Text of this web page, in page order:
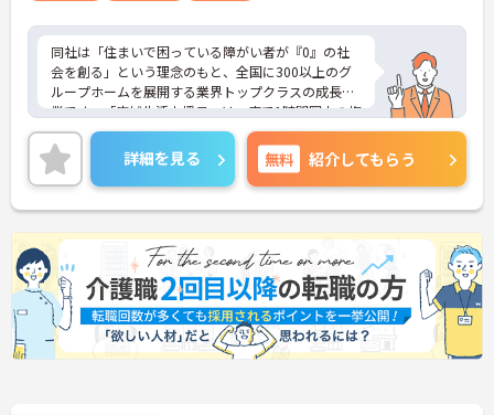
同社は「住まいで困っている障がい者が『0』の社
会を創る」という理念のもと、全国に300以上のグ
ループホームを展開する業界トップクラスの成長企
業です。「広域生活支援員」は、車で1時間圏内の複
数施設を横断的に担当し、現場支援とパートスタッ
フのサポートを行うハイクラスなポジションです。
最新設備とバリアフリーが完備され、スタッフの身
体的負担が少なく、広域手当5万円が付与されるこ
とで高い給与水準を実現しています。年間休日114
日の確保や、献立・レシピの完全標準化による業務
効率化など、ワークライフバランスを保ちながら定
年70歳まで長期的に活躍できる制度が盤石に整って
います。複数施設を経験することで培われるマネジ
メント視点は、将来的なエリアマネージャーへのキ
ャリアアップにも直結しており、最新の環境で専門
性を発揮したいプロフェッショナルの方にお勧めで
詳細を見る 無料 紹介してもらう